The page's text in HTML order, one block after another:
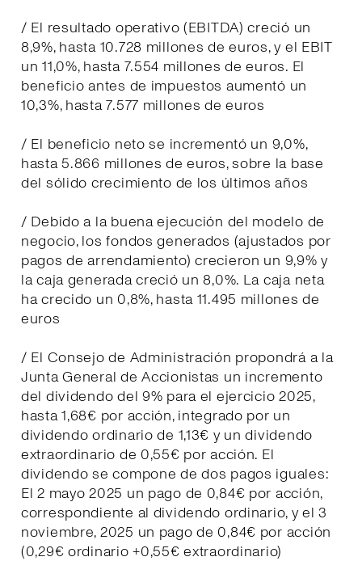
/ El resultado operativo (EBITDA) creció un
8,9%, hasta 10.728 millones de euros, y el EBIT
un 11,0%, hasta 7.554 millones de euros. El
beneficio antes de impuestos aumentó un
10,3%, hasta 7.577 millones de euros
/ El beneficio neto se incrementó un 9,0%,
hasta 5.866 millones de euros, sobre la base
del sólido crecimiento de los últimos años
/ Debido a la buena ejecución del modelo de
negocio, los fondos generados (ajustados por
pagos de arrendamiento) crecieron un 9,9% y
la caja generada creció un 8,0%. La caja neta
ha crecido un 0,8%, hasta 11.495 millones de
euros
/ El Consejo de Administración propondrá a la
Junta General de Accionistas un incremento
del dividendo del 9% para el ejercicio 2025,
hasta 1,68€ por acción, integrado por un
dividendo ordinario de 1,13€ y un dividendo
extraordinario de 0,55€ por acción. El
dividendo se compone de dos pagos iguales:
El 2 mayo 2025 un pago de 0,84€ por acción,
correspondiente al dividendo ordinario, y el 3
noviembre, 2025 un pago de 0,84€ por acción
(0,29€ ordinario +0,55€ extraordinario)